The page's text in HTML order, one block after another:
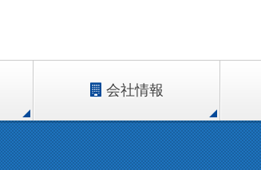
会社情報